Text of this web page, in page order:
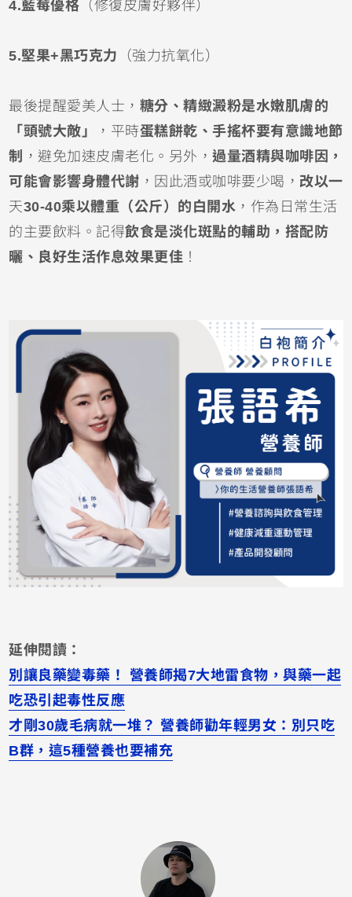
4.藍莓優格 （修復皮膚好夥伴）
5.堅果+黑巧克力 （強力抗氧化）
最後提醒愛美人士， 糖分、精緻澱粉是水嫩肌膚的
「頭號大敵」
，平時蛋糕餅乾、手搖杯要有意識地節
制 ，避免加速皮膚老化。另外，過量酒精與咖啡因，
可能會影響身體代謝 ，因此酒或咖啡要少喝， 改以一
天30-40乘以體重（公斤）的白開水 ，作為日常生活
的主要飲料。記得飲食是淡化斑點的輔助，搭配防
曬、良好生活作息效果更佳 ！
延伸閱讀：
別讓良藥變毒藥！ 營養師揭7大地雷食物，與藥一起
吃恐引起毒性反應
才剛30歲毛病就一堆？ 營養師勸年輕男女：別只吃
B群，這5種營養也要補充